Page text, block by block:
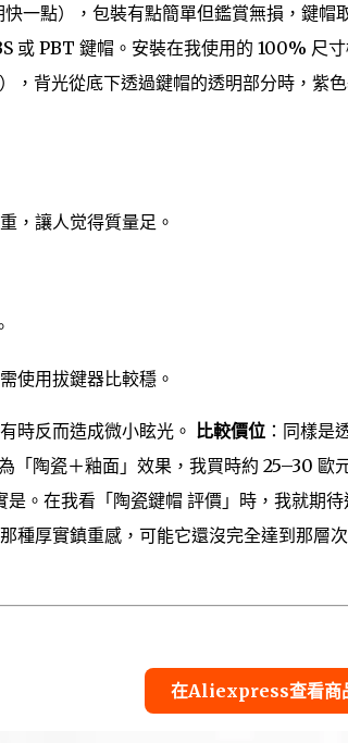
一點），包裝有點簡單但鑑賞無損，鍵帽
或 PBT 鍵帽。安裝在我使用的 100% 尺
，背光從底下透過鍵帽的透明部分時，紫
，讓人觉得質量足。
使用拔鍵器比較穩。
時反而造成微小眩光。 比較價位：同樣是
「陶瓷＋釉面」效果，我買時約 25–30 歐
是。在我看「陶瓷鍵帽 評價」時，我就期待
種厚實鎮重感，可能它還沒完全達到那層
在Aliexpress查看商